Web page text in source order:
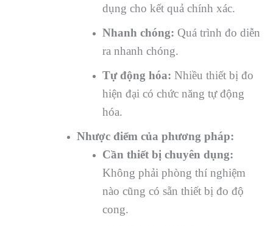
dụng cho kết quả chính xác.
Nhanh chóng: Quá trình đo diễn
ra nhanh chóng.
Tự động hóa: Nhiều thiết bị đo
hiện đại có chức năng tự động
hóa.
Nhược điểm của phương pháp:
Cần thiết bị chuyên dụng:
Không phải phòng thí nghiệm
nào cũng có sẵn thiết bị đo độ
cong.